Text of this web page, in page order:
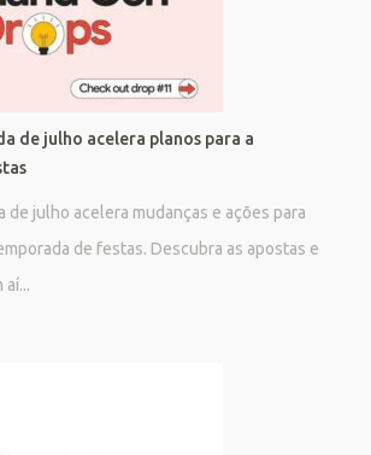
de julho acelera planos para a
de julho acelera mudanças e ações para
de festas. Descubra as apostas e